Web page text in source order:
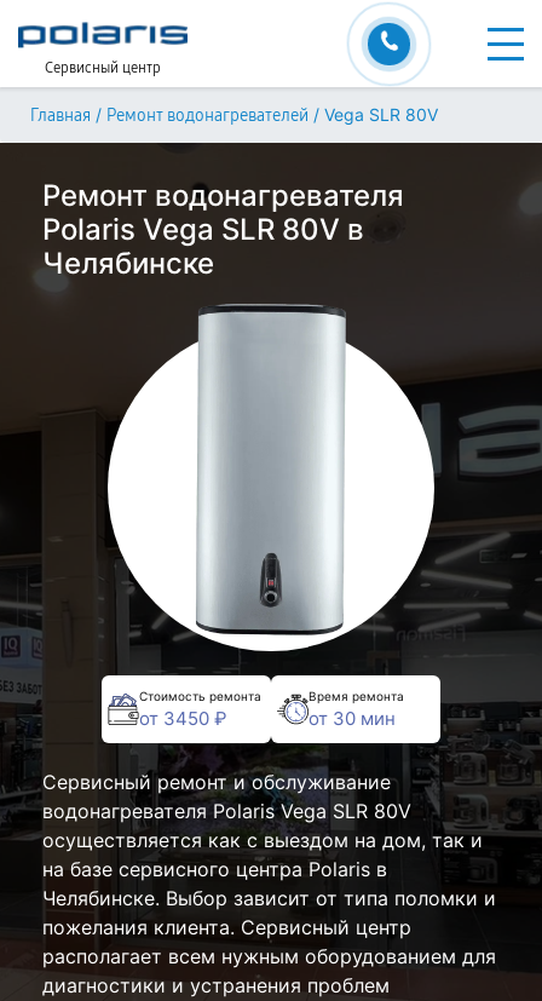
Сервисный центр
Главная / Ремонт водонагревателей / Vega SLR 80V
Ремонт водонагревателя
Polaris Vega SLR 80V в
Челябинске
Стоимость ремонта
от 3450 ₽
Время ремонта
от 30 мин
Сервисный ремонт и обслуживание
водонагревателя Polaris Vega SLR 80V
осуществляется как с выездом на дом, так и
на базе сервисного центра Polaris в
Челябинске. Выбор зависит от типа поломки и
пожелания клиента. Сервисный центр
располагает всем нужным оборудованием для
диагностики и устранения проблем